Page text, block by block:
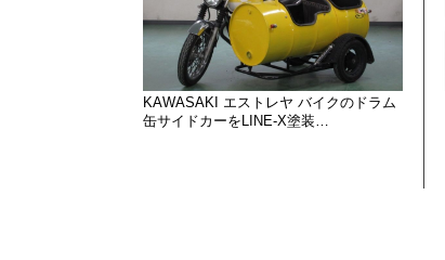
KAWASAKI エストレヤ バイクのドラム
缶サイドカーをLINE-X塗装…